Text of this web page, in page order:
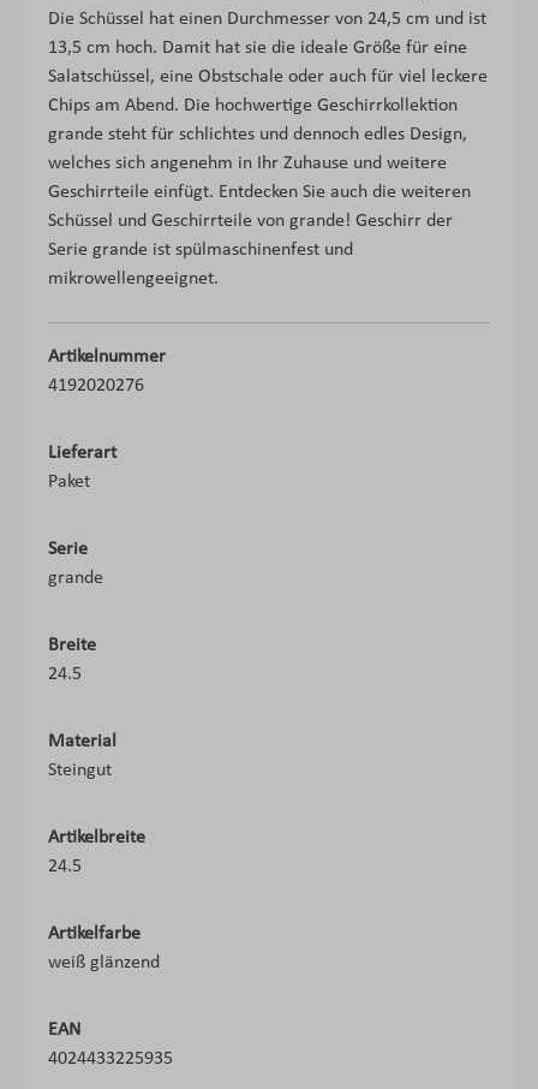
Die Schüssel hat einen Durchmesser von 24,5 cm und ist
13,5 cm hoch. Damit hat sie die ideale Größe für eine
Salatschüssel, eine Obstschale oder auch für viel leckere
Chips am Abend. Die hochwertige Geschirrkollektion
grande steht für schlichtes und dennoch edles Design,
welches sich angenehm in Ihr Zuhause und weitere
Geschirrteile einfügt. Entdecken Sie auch die weiteren
Schüssel und Geschirrteile von grande! Geschirr der
Serie grande ist spülmaschinenfest und
mikrowellengeeignet.
Artikelnummer
4192020276
Lieferart
Paket
Serie
grande
Breite
24.5
Material
Steingut
Artikelbreite
24.5
Artikelfarbe
weiß glänzend
EAN
4024433225935